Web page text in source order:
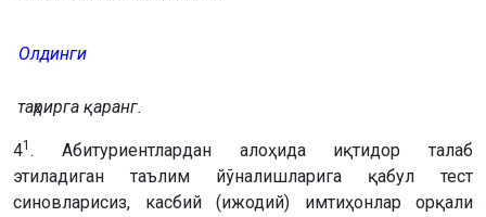
Олдинги
таҳрирга қаранг.
41 . Абитуриентлардан алоҳида иқтидор талаб
этиладиган таълим йўналишларига қабул тест
синовларисиз, касбий (ижодий) имтиҳонлар орқали